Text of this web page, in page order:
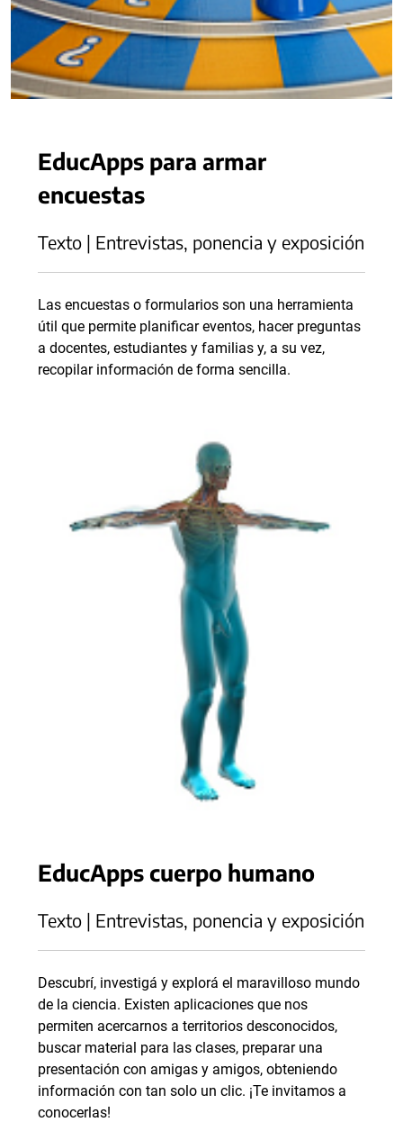
EducApps para armar
encuestas
Texto | Entrevistas, ponencia y exposición
Las encuestas o formularios son una herramienta
útil que permite planificar eventos, hacer preguntas
a docentes, estudiantes y familias y, a su vez,
recopilar información de forma sencilla.
EducApps cuerpo humano
Texto | Entrevistas, ponencia y exposición
Descubrí, investigá y explorá el maravilloso mundo
de la ciencia. Existen aplicaciones que nos
permiten acercarnos a territorios desconocidos,
buscar material para las clases, preparar una
presentación con amigas y amigos, obteniendo
información con tan solo un clic. ¡Te invitamos a
conocerlas!